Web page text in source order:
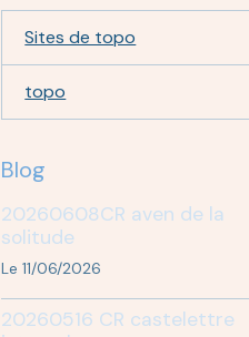
Sites de topo
topo
Blog
20260608CR aven de la
solitude
Le 11/06/2026
20260516 CR castelettre